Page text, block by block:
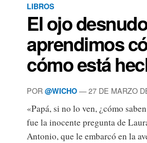
LIBROS
El ojo
aprendimos
cómo está
POR @WICHO — 27 DE MARZO
«Papá, si no lo ven, ¿cómo
fue la inocente pregunta de
Antonio, que le embarcó en la